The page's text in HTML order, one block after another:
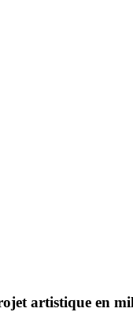
artistique en